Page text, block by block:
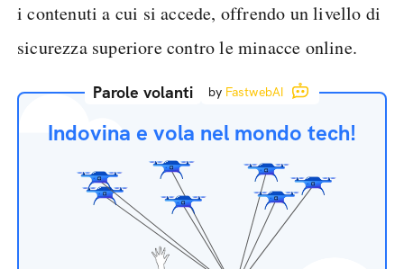
i contenuti a cui si accede, offrendo un livello di
sicurezza superiore contro le minacce online.
Parole volanti by FastwebAI
Indovina e vola nel mondo tech!